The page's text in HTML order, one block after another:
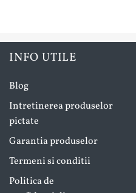
INFO UTILE
Blog
Intretinerea produselor
pictate
Garantia produselor
Termeni si conditii
Politica de